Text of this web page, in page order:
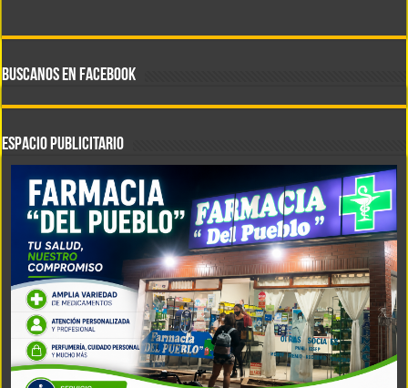
BUSCANOS EN FACEBOOK
ESPACIO PUBLICITARIO